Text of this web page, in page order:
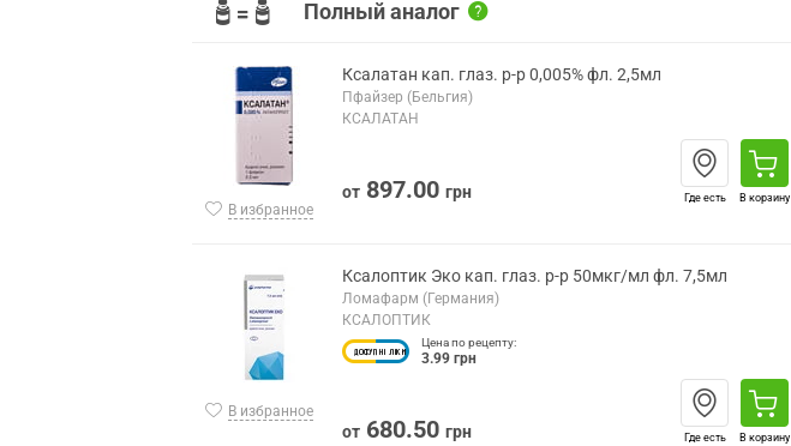
Полный аналог
В избранное
Ксалатан кап. глаз. р-р 0,005% фл. 2,5мл
Пфайзер (Бельгия)
КСАЛАТАН
от 897.00 грн Где есть В корзину
В избранное
Ксалоптик Эко кап. глаз. р-р 50мкг/мл фл. 7,5мл
Ломафарм (Германия)
КСАЛОПТИК
Цена по рецепту:
3.99 грн
от 680.50 грн Где есть В корзину